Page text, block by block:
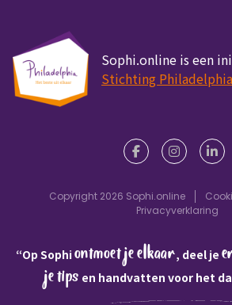
Sophi.online is een
Stichting
Copyright 2026 Sophi.online
Privacyverklaring
“Op Sophiontmoet je elkaar, deel je
je tips en handvatten voor het